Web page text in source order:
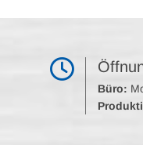

Büro: